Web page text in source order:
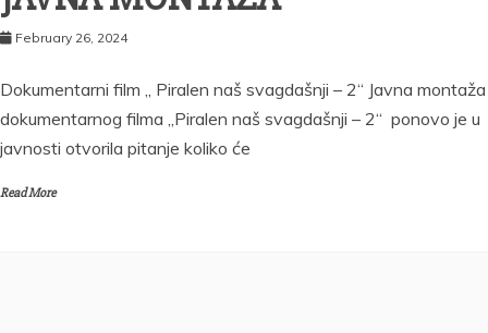
February 26, 2024
Dokumentarni film „ Piralen naš svagdašnji – 2“ Javna montaža
dokumentarnog filma „Piralen naš svagdašnji – 2“ ponovo je u
javnosti otvorila pitanje koliko će
Read More